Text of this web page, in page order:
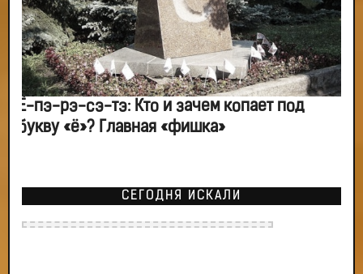
Ё-пэ-рэ-сэ-тэ: Кто и зачем копает под
букву «ё»? Главная «фишка»
СЕГОДНЯ ИСКАЛИ